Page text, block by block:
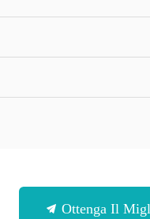
Ottenga Il